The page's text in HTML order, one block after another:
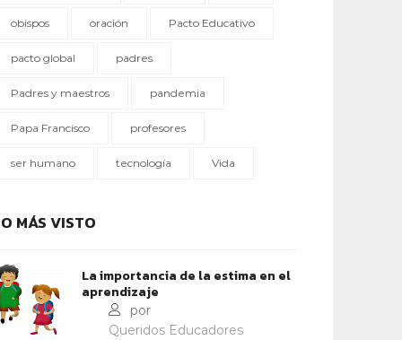
obispos oración Pacto Educativo
pacto global padres
Padres y maestros pandemia
Papa Francisco profesores
ser humano tecnología Vida
MÁS VISTO
La importancia de la estima en el
aprendizaje
por
Queridos Educadores